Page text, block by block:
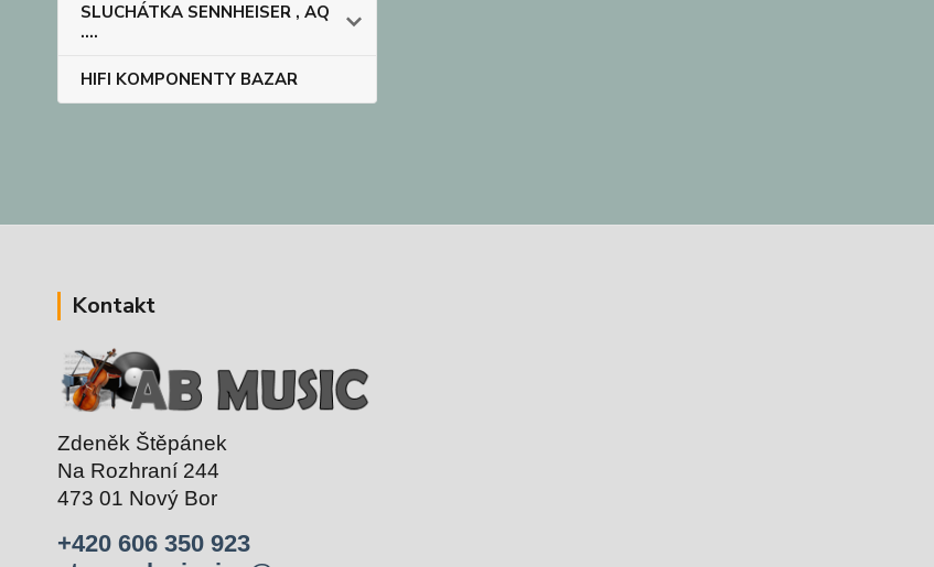
SLUCHÁTKA SENNHEISER , AQ
....
HIFI KOMPONENTY BAZAR
Kontakt
Zdeněk Štěpánek
Na Rozhraní 244
473 01 Nový Bor
+420 606 350 923